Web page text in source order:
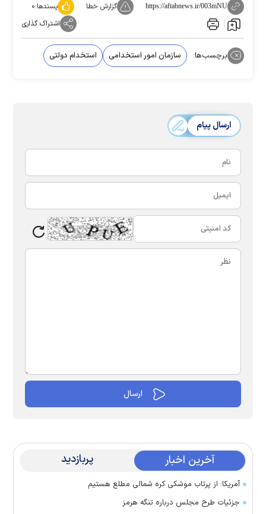
https://aftabnews.ir/003mNU گزارش خطا پسندها:۰
اشتراک گذاری
برچسب‌ها: سازمان امور استخدامی استخدام دولتی
ارسال پیام
آخرین اخبار پربازدید
آمریکا: از پرتاب موشکی کره شمالی مطلع هستیم
جزئیات طرح مجلس درباره تنگه هرمز